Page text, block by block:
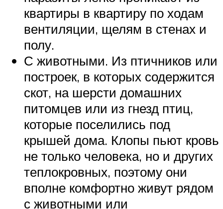
квартиры в квартиру по ходам
вентиляции, щелям в стенах и
полу.
С животными. Из птичников или
построек, в которых содержится
скот, на шерсти домашних
питомцев или из гнезд птиц,
которые поселились под
крышей дома. Клопы пьют кровь
не только человека, но и других
теплокровных, поэтому они
вполне комфортно живут рядом
с животными или